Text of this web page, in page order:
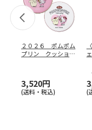
２０２６ ポムポム
プリン クッション
3,520円
(送料・税込) (